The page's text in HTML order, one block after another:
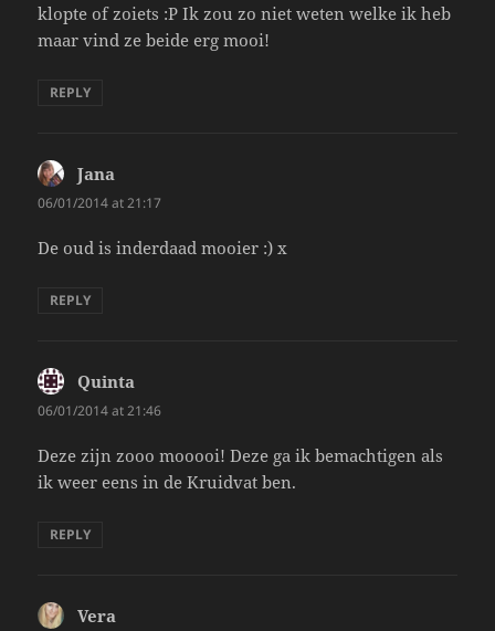
klopte of zoiets :P Ik zou zo niet weten welke ik heb
maar vind ze beide erg mooi!
REPLY
Jana
06/01/2014 at 21:17
De oud is inderdaad mooier :) x
REPLY
Quinta
06/01/2014 at 21:46
Deze zijn zooo mooooi! Deze ga ik bemachtigen als
ik weer eens in de Kruidvat ben.
REPLY
Vera